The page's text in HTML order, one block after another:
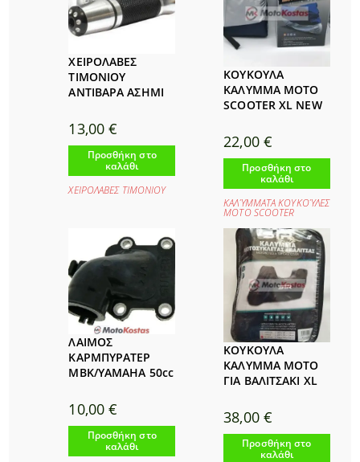
ΧΕΙΡΟΛΑΒΕΣ
ΤΙΜΟΝΙΟΥ
ΑΝΤΙΒΑΡΑ ΑΣΗΜΙ
13,00€
Προσθήκη στο
καλάθι
ΧΕΙΡΟΛΑΒΕΣ ΤΙΜΟΝΙΟΥ
ΚΟΥΚΟΥΛΑ
ΚΑΛΥΜΜΑ MOTO
SCOOTER XL NEW
22,00 €
Προσθήκη στο
καλάθι
ΚΑΛΎΜΜΑΤΑ ΚΟΥΚΟΎΛΕΣ
ΜΟΤΟ SCOOTER
ΛΑΙΜΟΣ
ΚΑΡΜΠΥΡΑΤΕΡ
MBK/YAMAHA 50cc
10,00€
Προσθήκη στο
καλάθι
ΚΟΥΚΟΥΛΑ
ΚΑΛΥΜΜΑ MOTO
ΓΙΑ ΒΑΛΙΤΣΑΚΙ XL
38,00 €
Προσθήκη στο
καλάθι